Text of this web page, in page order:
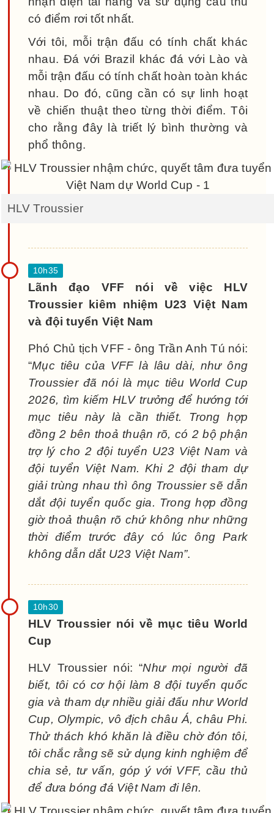
có điểm rơi tốt nhất.
Với tôi, mỗi trận đấu có tính chất khác
nhau. Đá với Brazil khác đá với Lào và
mỗi trận đấu có tính chất hoàn toàn khác
nhau. Do đó, cũng cần có sự linh hoạt
về chiến thuật theo từng thời điểm. Tôi
cho rằng đây là triết lý bình thường và
phổ thông.
HLV Troussier
Lãnh đạo VFF nói về việc HLV
Troussier kiêm nhiệm U23 Việt Nam
và đội tuyển Việt Nam
Phó Chủ tịch VFF - ông Trần Anh Tú nói:
“Mục tiêu của VFF là lâu dài, như ông
Troussier đã nói là mục tiêu World Cup
2026, tìm kiếm HLV trưởng để hướng tới
mục tiêu này là cần thiết. Trong hợp
đồng 2 bên thoả thuận rõ, có 2 bộ phận
trợ lý cho 2 đội tuyển U23 Việt Nam và
đội tuyển Việt Nam. Khi 2 đội tham dự
giải trùng nhau thì ông Troussier sẽ dẫn
dắt đội tuyển quốc gia. Trong hợp đồng
giờ thoả thuận rõ chứ không như những
thời điểm trước đây có lúc ông Park
không dẫn dắt U23 Việt Nam”.
HLV Troussier nói về mục tiêu World
Cup
HLV Troussier nói: “Như mọi người đã
biết, tôi có cơ hội làm 8 đội tuyển quốc
gia và tham dự nhiều giải đấu như World
Cup, Olympic, vô địch châu Á, châu Phi.
Thử thách khó khăn là điều chờ đón tôi,
tôi chắc rằng sẽ sử dụng kinh nghiệm để
chia sẻ, tư vấn, góp ý với VFF, cầu thủ
để đưa bóng đá Việt Nam đi lên.